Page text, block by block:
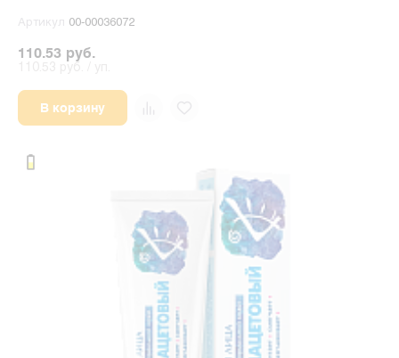
Артикул 00-00036072
110.53 руб.
В корзину